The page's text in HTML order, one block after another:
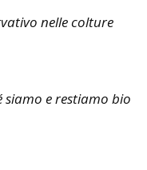
nelle colture
e restiamo bio